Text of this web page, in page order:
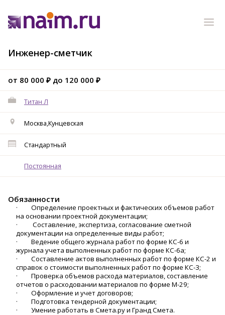
Инженер-сметчик
от 80 000 ₽ до 120 000 ₽
Титан Л
Москва,Кунцевская
Стандартный
Постоянная
Обязанности
· Определение проектных и фактических объемов работ
на основании проектной документации;
· Составление, экспертиза, согласование сметной
документации на определенные виды работ;
· Ведение общего журнала работ по форме КС-6 и
журнала учета выполненных работ по форме КС-6а;
· Составление актов выполненных работ по форме КС-2 и
справок о стоимости выполненных работ по форме КС-3;
· Проверка объемов расхода материалов, составление
отчетов о расходовании материалов по форме М-29;
· Оформление и учет договоров;
· Подготовка тендерной документации;
· Умение работать в Смета.ру и Гранд Смета.